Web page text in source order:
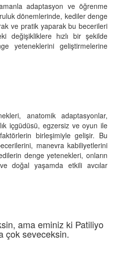
adaptasyon ve öğrenme
dönemlerinde, kediler denge
ve pratik yaparak bu becerileri
değişikliklere hızlı bir şekilde
yeteneklerini geliştirmelerine
anatomik adaptasyonlar,
içgüdüsü, egzersiz ve oyun ile
birleşimiyle gelişir. Bu
manevra kabiliyetlerini
denge yetenekleri, onların
doğal yaşamda etkili avcılar
ama eminiz ki Patiliyo
çok seveceksin.